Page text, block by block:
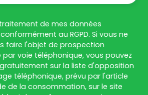
de mes données
au RGPD. Si vous ne
faire l'objet de prospection
voie téléphonique, vous pouvez
sur la liste d'opposition
téléphonique, prévu par l'article
de la consommation, sur le site